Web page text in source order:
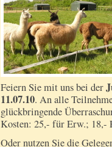
Feiern Sie mit uns bei der
11.07.10. An alle
glückbringende
Kosten: 25,- für Erw.; 18,-
Oder nutzen Sie die